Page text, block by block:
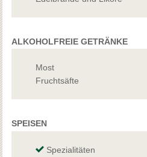
ALKOHOLFREIE GETRÄNKE
Most
Fruchtsäfte
SPEISEN
Spezialitäten